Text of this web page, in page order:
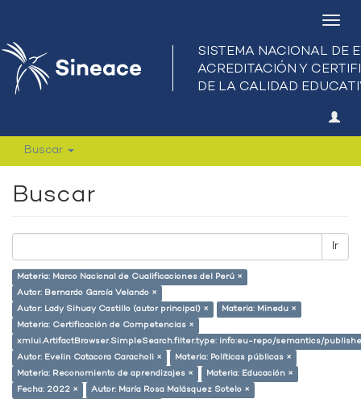
Buscar
Buscar
Ir
Materia: Marco Nacional de Cualificaciones del Perú ×
Autor: Bernardo García Velando ×
Autor: Lady Sihuay Castillo (autor principal) ×
Materia: Minedu ×
Materia: Certificación de Competencias ×
xmlui.ArtifactBrowser.SimpleSearch.filter.type: info:eu-repo/semantics/
Autor: Evelin Catacora Caracholi ×
Materia: Políticas públicas ×
Materia: Reconomiento de aprendizajes ×
Materia: Educación ×
Fecha: 2022 ×
Autor: María Rosa Malásquez Sotelo ×